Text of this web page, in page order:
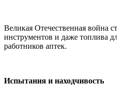
Великая Отечественная война
инструментов и даже топлива
работников аптек.
Испытания и находчивость